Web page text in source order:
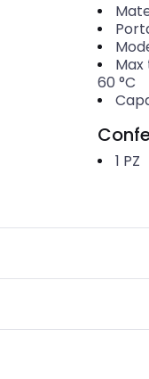
60 °C
1 PZ